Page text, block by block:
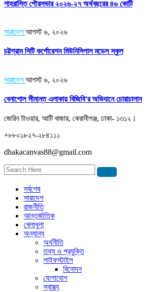
শাহরাস্তি পৌরসভার ২০২৬-২৭ অর্থবছরের ৪৬ কোটি
সারাদেশ আগস্ট ৬, ২০২৬
চট্টগ্রাম সিটি কর্পোরেশন মিউনিসিপাল মডেল স্কুল
সারাদেশ আগস্ট ৬, ২০২৬
বেনাপোল সীমান্ত এলাকায় বিজিবি’র অভিযানে চোরাচালান
জেরিন টাওয়ার, আটি বাজার, কেরানীগঞ্জ, ঢাকা- ১৩১২।
+৮৮০১৮২৭-২৮৪১১১
dhakacanvas88@gmail.com
সর্বশেষ
সারাদেশ
রাজনীতি
আন্তর্জাতিক
খেলাধুলা
অন্যান্য
অর্থনীতি
তথ্য ও প্রযুক্তি
লাইফস্টাইল
বিনোদন
যোগাযোগ
স্বাস্থ্য